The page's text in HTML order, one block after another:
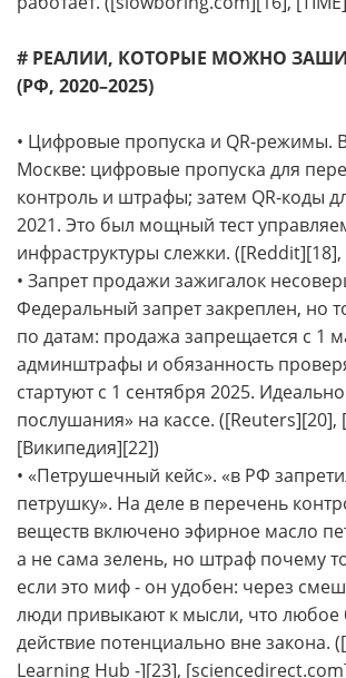
# РЕАЛИИ, КОТОРЫЕ МОЖНО
(РФ, 2020–2025)
• Цифровые пропуска и QR-режимы.
Москве: цифровые пропуска для
контроль и штрафы; затем QR-коды
2021. Это был мощный тест
инфраструктуры слежки.
• Запрет продажи зажигалок
Федеральный запрет закреплен, но
по датам: продажа запрещается с 1
админштрафы и обязанность
стартуют с 1 сентября 2025.
послушания» на кассе. ([Reuters][20],
[Википедия][22])
• «Петрушечный кейс». «в РФ
петрушку». На деле в перечень
веществ включено эфирное масло
а не сама зелень, но штраф почему
если это миф - он удобен: через
люди привыкают к мысли, что любое
действие потенциально вне закона.
Learning Hub -][23],